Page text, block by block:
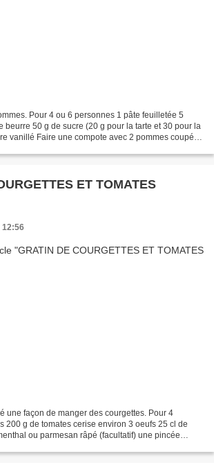
Pour 4 ou 6 personnes 1 pâte feuilletée 5
beurre 50 g de sucre (20 g pour la tarte et 30 pour la
vanillé Faire une compote avec 2 pommes coupées
ET TOMATES
12:56
une façon de manger des courgettes. Pour 4
200 g de tomates cerise environ 3 oeufs 25 cl de
ou parmesan râpé (facultatif) une pincée